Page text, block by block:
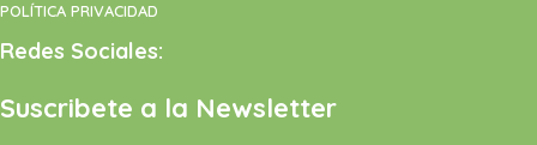
POLÍTICA PRIVACIDAD
Redes Sociales:
Suscribete a la Newsletter